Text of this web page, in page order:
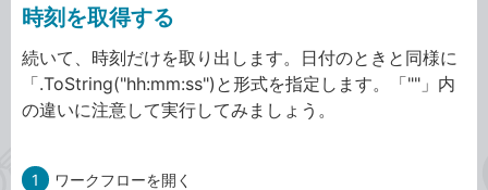
時刻を取得する
続いて、時刻だけを取り出します。日付のときと同様に
「.ToString("hh:mm:ss")と形式を指定します。「""」内
の違いに注意して実行してみましょう。
1 ワークフローを開く